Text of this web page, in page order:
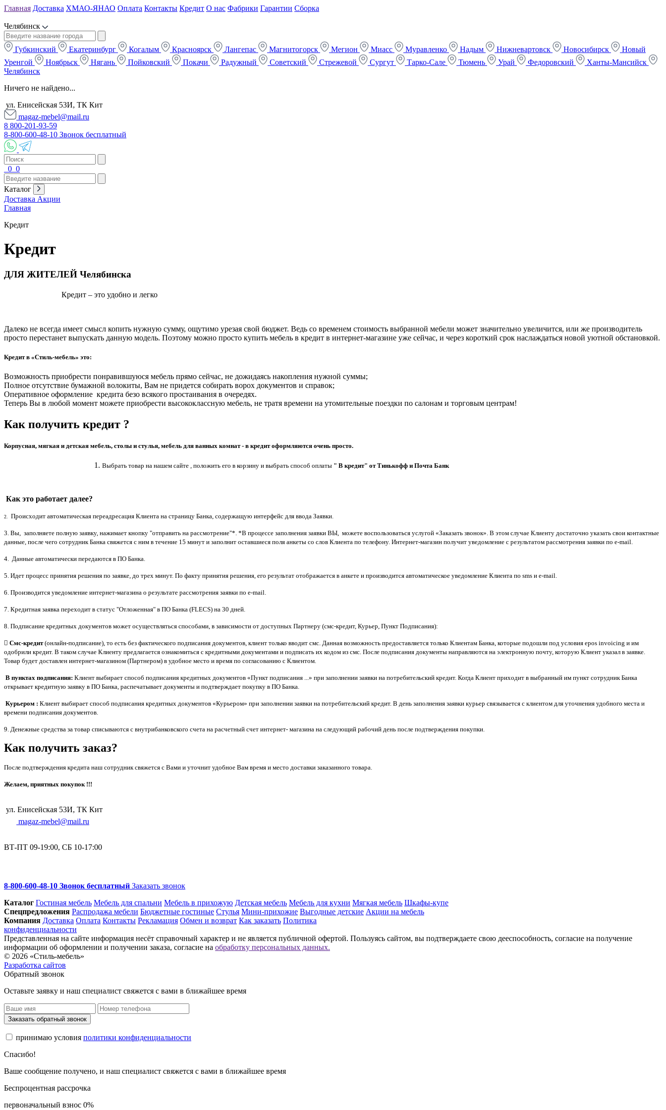
Главная Доставка ХМАО-ЯНАО Оплата Контакты Кредит О нас Фабрики Гарантии Сборка
Челябинск
Губкинский Екатеринбург Когалым Красноярск Лангепас Магнитогорск Мегион Миасс Муравленко Надым Нижневартовск Новосибирск
Новый
Уренгой
Ноябрьск Нягань Пойковский Покачи Радужный Советский Стрежевой Сургут Тарко-Сале Тюмень Урай Федоровский
Ханты-Мансийск
Челябинск
Ничего не найдено...
ул. Енисейская 53И, ТК Кит
magaz-mebel@mail.ru
8 800-201-93-59
8-800-600-48-10 Звонок бесплатный
0 0
Каталог
Доставка Акции
Главная
Кредит
Кредит
ДЛЯ ЖИТЕЛЕЙ Челябинска
Кредит – это удобно и легко
Далеко не всегда имеет смысл копить нужную сумму, ощутимо урезая свой бюджет. Ведь со временем стоимость выбранной мебели может значительно увеличится, или же производитель
просто перестанет выпускать данную модель. Поэтому можно просто купить мебель в кредит в интернет-магазине уже сейчас, и через короткий срок наслаждаться новой уютной обстановкой.
Кредит в «Стиль-мебель» это:
Возможность приобрести понравившуюся мебель прямо сейчас, не дожидаясь накопления нужной суммы;
Полное отсутствие бумажной волокиты, Вам не придется собирать ворох документов и справок;
Оперативное оформление кредита безо всякого простаивания в очередях.
Теперь Вы в любой момент можете приобрести высококлассную мебель, не тратя времени на утомительные поездки по салонам и торговым центрам!
Как получить кредит ?
Корпусная, мягкая и детская мебель, столы и стулья, мебель для ванных комнат - в кредит оформляются очень просто.
1. Выбрать товар на нашем сайте , положить его в корзину и выбрать способ оплаты " В кредит" отТинькофф и Почта Банк
Как это работает далее?
2. Происходит автоматическая переадресация Клиента на страницу Банка, содержащую интерфейс для ввода Заявки.
3. Вы, заполняете полную заявку, нажимает кнопку "отправить на рассмотрение"*. *В процессе заполнения заявки ВЫ, можете воспользоваться услугой «Заказать звонок». В этом случае Клиенту достаточно указать свои контактные
данные, после чего сотрудник Банка свяжется с ним в течение 15 минут и заполнит оставшиеся поля анкеты со слов Клиента по телефону. Интернет-магазин получит уведомление с результатом рассмотрения заявки по e-mail.
4. Данные автоматически передаются в ПО Банка.
5. Идет процесс принятия решения по заявке, до трех минут. По факту принятия решения, его результат отображается в анкете и производится автоматическое уведомление Клиента по sms и e-mail.
6. Производится уведомление интернет-магазина о результате рассмотрения заявки по e-mail.
7. Кредитная заявка переходит в статус "Отложенная" в ПО Банка (FLECS) на 30 дней.
8. Подписание кредитных документов может осуществляться способами, в зависимости от доступных Партнеру (смс-кредит, Курьер, Пункт Подписания):
 Смс-кредит(онлайн-подписание), то есть без фактического подписания документов, клиент только вводит смс. Данная возможность предоставляется только Клиентам Банка, которые подошли под условия epos invoicing и им
одобрили кредит. В таком случае Клиенту предлагается ознакомиться с кредитными документами и подписать их кодом из смс. После подписания документы направляются на электронную почту, которую Клиент указал в заявке.
Товар будет доставлен интернет-магазином (Партнером) в удобное место и время по согласованию с Клиентом.
В пунктах подписания: Клиент выбирает способ подписания кредитных документов «Пункт подписания ...» при заполнении заявки на потребительский кредит. Когда Клиент приходит в выбранный им пункт сотрудник Банка
открывает кредитную заявку в ПО Банка, распечатывает документы и подтверждает покупку в ПО Банка.
Курьером : Клиент выбирает способ подписания кредитных документов «Курьером» при заполнении заявки на потребительский кредит. В день заполнения заявки курьер связывается с клиентом для уточнения удобного места и
времени подписания документов.
9. Денежные средства за товар списываются с внутрибанковского счета на расчетный счет интернет- магазина на следующий рабочий день после подтверждения покупки.
Как получить заказ?
После подтверждения кредита наш сотрудник свяжется с Вами и уточнит удобное Вам время и место доставки заказанного товара.
Желаем, приятных покупок !!!
ул. Енисейская 53И, ТК Кит
magaz-mebel@mail.ru
ВТ-ПТ 09-19:00, СБ 10-17:00
8-800-600-48-10 Звонок бесплатный Заказать звонок
Каталог Гостиная мебель Мебель для спальни Мебель в прихожую Детская мебель Мебель для кухни Мягкая мебель Шкафы-купе
Спец­предложения Распродажа мебели Бюджетные гостиные Стулья Мини-прихожие Выгодные детские Акции на мебель
Компания Доставка Оплата Контакты Рекламация Обмен и возврат Как заказать Политика
конфиденциальности
Представленная на сайте информация несёт справочный характер и не является публичной офертой. Пользуясь сайтом, вы подтверждаете свою дееспособность, согласие на получение
информации об оформлении и получении заказа, согласие на обработку персональных данных.
© 2026 «Стиль-мебель»
Разработка сайтов
Обратный звонок
Оставьте заявку и наш специалист свяжется с вами в ближайшее время
Заказать обратный звонок
принимаю условия политики конфиденциальности
Спасибо!
Ваше сообщение получено, и наш специалист свяжется с вами в ближайшее время
Беспроцентная рассрочка
первоначальный взнос 0%